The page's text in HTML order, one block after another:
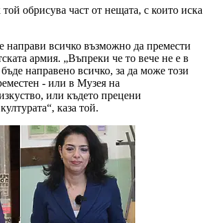
обрисува част от нещата, с които иска
направи всичко възможно да премести
армия. „Въпреки че то вече не е в
направено всичко, за да може този
- или в Музея на
или където прецени
каза той.